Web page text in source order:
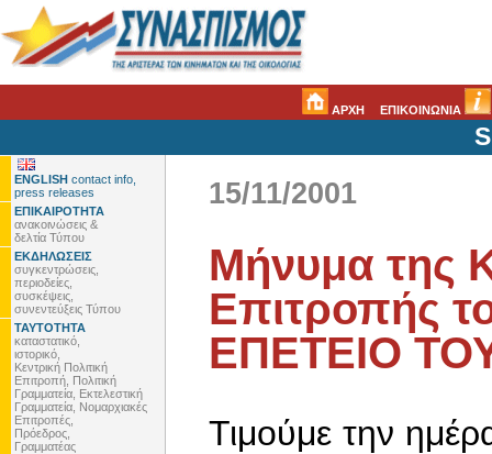
ΑΡΧΗ ΕΠΙΚΟΙΝΩΝΙΑ
ENGLISH contact info,
press releases
ΕΠΙΚΑΙΡΟΤΗΤΑ
ανακοινώσεις &
δελτία Τύπου
ΕΚΔΗΛΩΣΕΙΣ
συγκεντρώσεις,
περιοδείες,
συσκέψεις,
συνεντεύξεις Τύπου
ΤΑΥΤΟΤΗΤΑ
καταστατικό,
ιστορικό,
Κεντρική Πολιτική
Επιτροπή, Πολιτική
Γραμματεία, Εκτελεστική
Γραμματεία, Νομαρχιακές
Επιτροπές,
Πρόεδρος,
Γραμματέας
15/11/2001
Μήνυμα της
Επιτροπής
ΕΠΕΤΕΙΟ
Τιμούμε την